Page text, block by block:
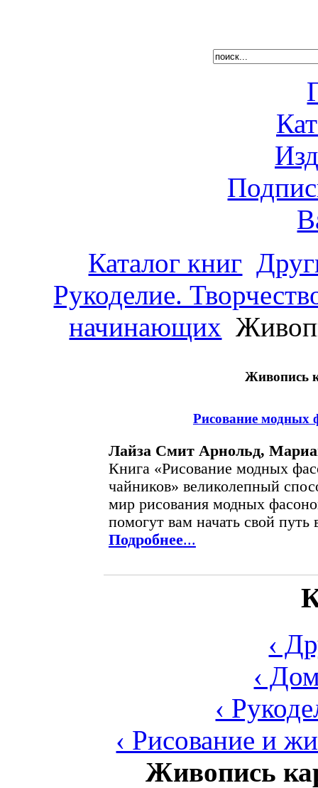
Каталог книг
Рукоделие.
начинающих
Живопись
Рисование модных
Лайза Смит Арнольд,
Книга «Рисование модных
чайников» великолепный
мир рисования модных
помогут вам начать свой
Подробнее...
‹
‹
‹
‹ Рисование и
Живопись